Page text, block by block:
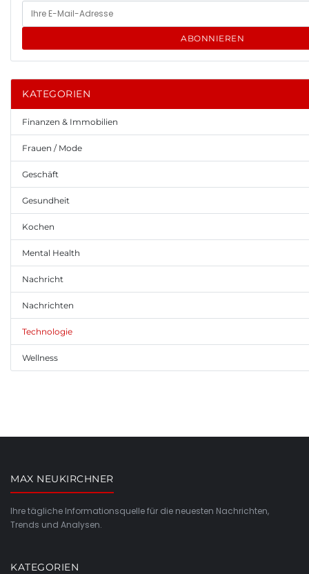
ABONNIEREN
KATEGORIEN
Finanzen & Immobilien
Frauen / Mode
Geschäft
Gesundheit
Kochen
Mental Health
Nachricht
Nachrichten
Technologie
Wellness
MAX NEUKIRCHNER
Ihre tägliche Informationsquelle für die neuesten Nachrichten,
Trends und Analysen.
KATEGORIEN